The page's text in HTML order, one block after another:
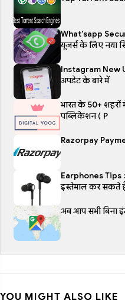
What'sapp
यूजर्स के लिए नया
Instagram New
अपडेट के बारे में
भारत के 50+ शहरों
पब्लिकेशन ( P
Razorpay
Earphones Tips
इस्तेमाल कर सकते
अब आप सभी बिना
YOU MIGHT ALSO LIKE